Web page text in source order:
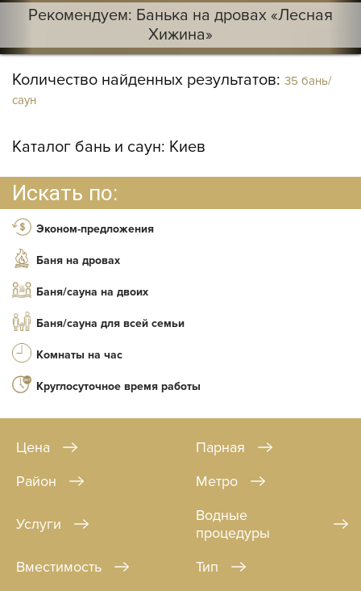
Рекомендуем: Банька на дровах «Лесная
Хижина»
Количество найденных результатов: 35 бань/
саун
Каталог бань и саун: Киев
Искать по:
Эконом-предложения
Баня на дровах
Баня/сауна на двоих
Баня/сауна для всей семьи
Комнаты на час
Круглосуточное время работы
Цена
Парная
Район
Метро
Услуги
Водные
процедуры
Вместимость
Тип